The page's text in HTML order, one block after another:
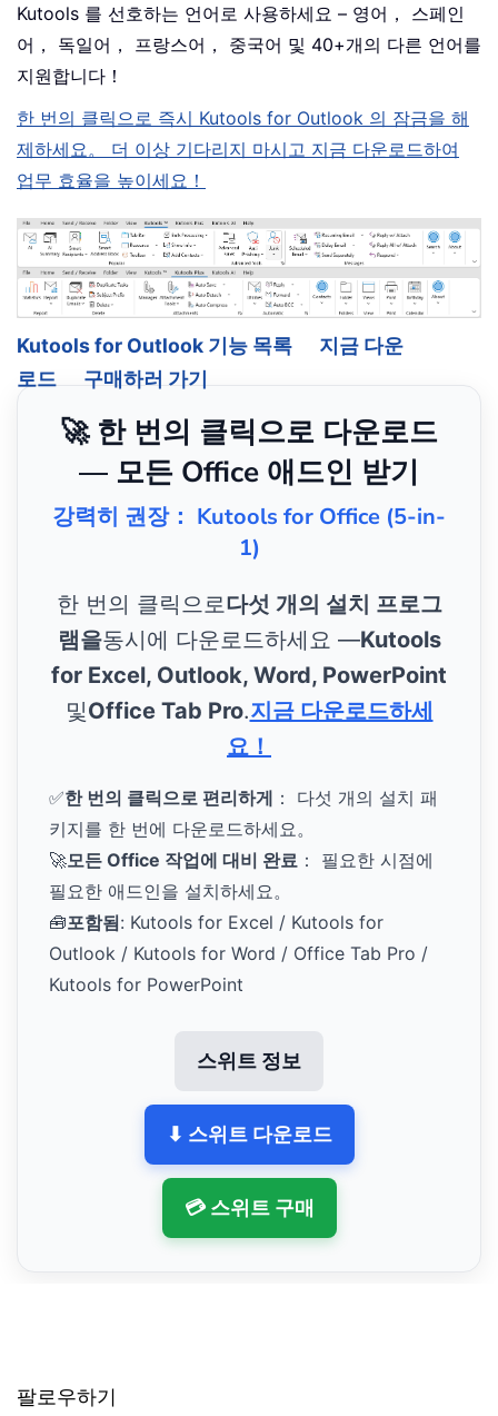
Kutools 를 선호하는 언어로 사용하세요 – 영어， 스페인
어， 독일어， 프랑스어， 중국어 및 40+개의 다른 언어를
지원합니다！
한 번의 클릭으로 즉시 Kutools for Outlook 의 잠금을 해
제하세요。 더 이상 기다리지 마시고 지금 다운로드하여
업무 효율을 높이세요！
Kutools for Outlook 기능 목록
지금 다운
로드
구매하러 가기
🚀 한 번의 클릭으로 다운로드
— 모든 Office 애드인 받기
강력히 권장： Kutools for Office (5-in-
1)
한 번의 클릭으로다섯 개의 설치 프로그
램을동시에 다운로드하세요 —Kutools
for Excel, Outlook, Word, PowerPoint
및Office Tab Pro.지금 다운로드하세
요！
✅한 번의 클릭으로 편리하게 ： 다섯 개의 설치 패
키지를 한 번에 다운로드하세요。
🚀모든 Office 작업에 대비 완료 ： 필요한 시점에
필요한 애드인을 설치하세요。
🧰포함됨: Kutools for Excel / Kutools for
Outlook / Kutools for Word / Office Tab Pro /
Kutools for PowerPoint
스위트 정보
⬇ 스위트 다운로드
💳 스위트 구매
팔로우하기